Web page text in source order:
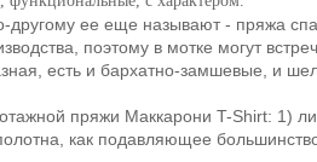
ее еще называют - пряжа
поэтому в мотке могут
есть и бархатно-замшевые, и
пряжи Маккарони T-Shirt: 1)
как подавляющее